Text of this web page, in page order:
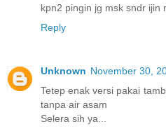
kpn2 pingin jg msk sndr ijin
Reply
Unknown November 30,
Tetep enak versi pakai
tanpa air asam
Selera sih ya...